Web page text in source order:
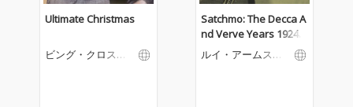
Ultimate Christmas
ビング・クロスビ
Satchmo: The Decca A
nd Verve Years 1924-1
967
ルイ・アームスト